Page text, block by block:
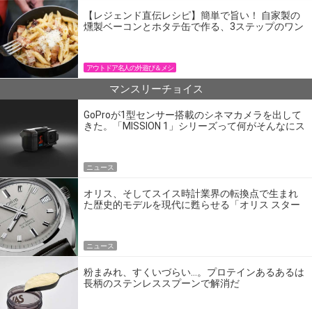
【レジェンド直伝レシピ】簡単で旨い！ 自家製の
燻製ベーコンとホタテ缶で作る、3ステップのワン
アウトドア名人の外遊び＆メシ
マンスリーチョイス
GoProが1型センサー搭載のシネマカメラを出して
きた。「MISSION 1」シリーズって何がそんなにス
ニュース
オリス、そしてスイス時計業界の転換点で生まれ
た歴史的モデルを現代に甦らせる「オリス スター
ニュース
粉まみれ、すくいづらい…。プロテインあるあるは
長柄のステンレススプーンで解消だ